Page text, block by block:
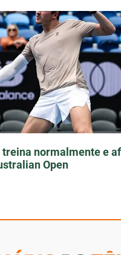
treina normalmente e
Open